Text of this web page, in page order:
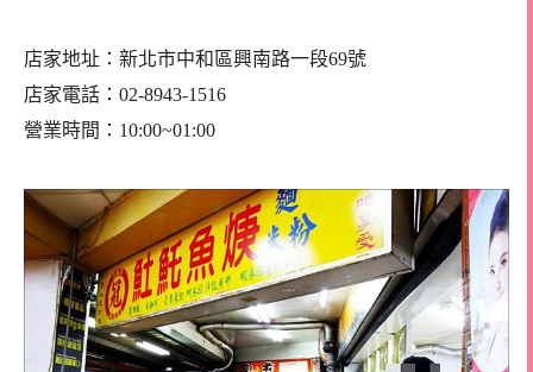
店家地址：新北市中和區興南路一段69號
店家電話：02-8943-1516
營業時間：10:00~01:00